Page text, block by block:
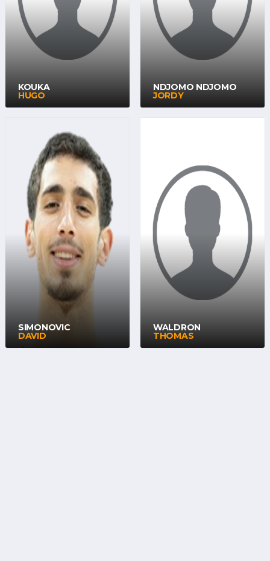
KOUKA
HUGO
NDJOMO NDJOMO
JORDY
SIMONOVIC
DAVID
WALDRON
THOMAS